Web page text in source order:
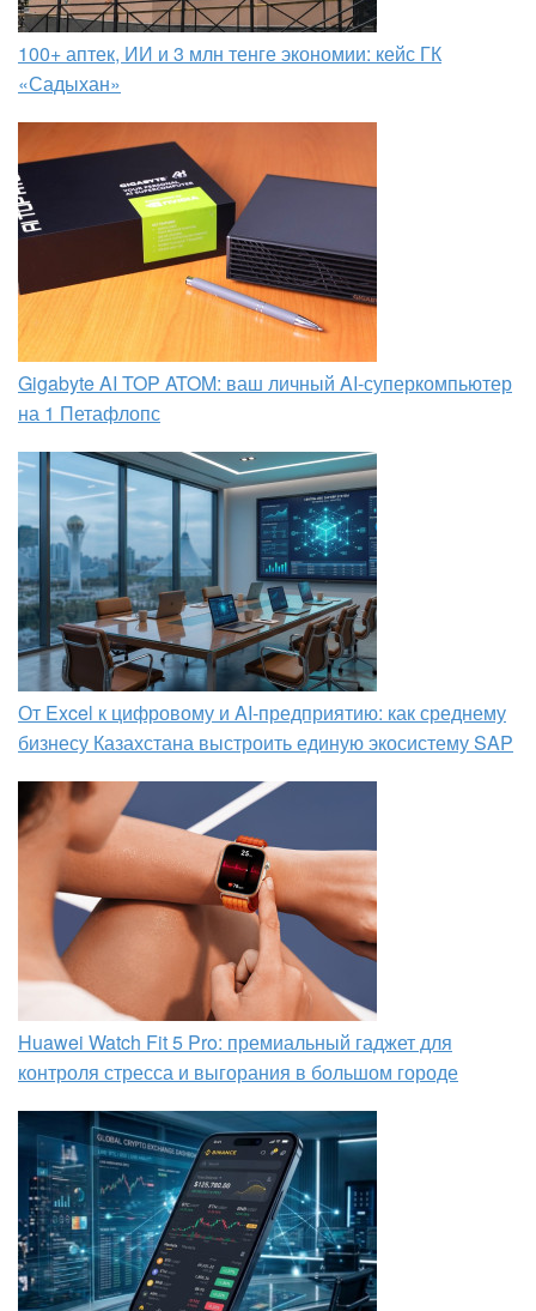
100+ аптек, ИИ и 3 млн тенге экономии: кейс ГК
«Садыхан»
Gigabyte AI TOP ATOM: ваш личный AI-суперкомпьютер
на 1 Петафлопс
От Excel к цифровому и AI‑предприятию: как среднему
бизнесу Казахстана выстроить единую экосистему SAP
Huawei Watch Fit 5 Pro: премиальный гаджет для
контроля стресса и выгорания в большом городе